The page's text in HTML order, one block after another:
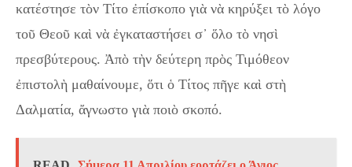
κατέστησε τὸν Τίτο ἐπίσκοπο γιὰ νὰ κηρύξει τὸ λόγο
τοῦ Θεοῦ καὶ νὰ ἐγκαταστήσει σ᾿ ὅλο τὸ νησὶ
πρεσβύτερους. Ἀπὸ τὴν δεύτερη πρὸς Τιμόθεον
ἐπιστολὴ μαθαίνουμε, ὅτι ὁ Τίτος πῆγε καὶ στὴ
Δαλματία, ἄγνωστο γιὰ ποιὸ σκοπό.